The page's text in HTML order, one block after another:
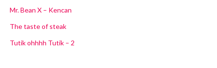
Mr. Bean X – Kencan
The taste of steak
Tutik ohhhh Tutik – 2